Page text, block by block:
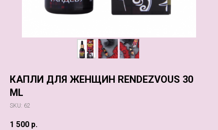
КАПЛИ ДЛЯ ЖЕНЩИН RENDEZVOUS 30
ML
SKU: 62
1 500 р.